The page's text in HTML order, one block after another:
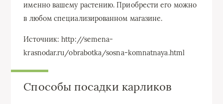
именно вашему растению. Приобрести его можно
в любом специализированном магазине.
Источник: http://semena-
krasnodar.ru/obrabotka/sosna-komnatnaya.html
Способы посадки карликов